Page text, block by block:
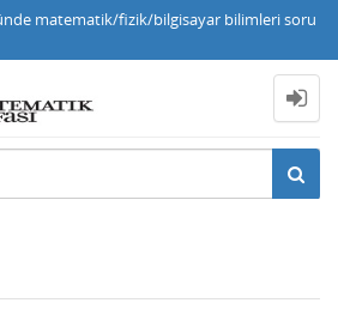
matematik/fizik/bilgisayar bilimleri soru